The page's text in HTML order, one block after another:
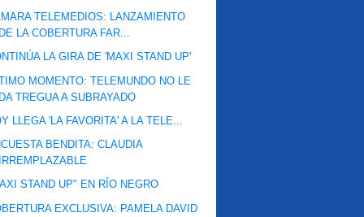
TELEMEDIOS: LANZAMIENTO
LA COBERTURA FAR...
LA GIRA DE 'MAXI STAND UP'
MOMENTO: TELEMUNDO NO LE
TREGUA A SUBRAYADO
LLEGA 'LA FAVORITA' A LA TELE...
BENDITA: CLAUDIA
STAND UP" EN RÍO NEGRO
EXCLUSIVA: PAMELA DAVID